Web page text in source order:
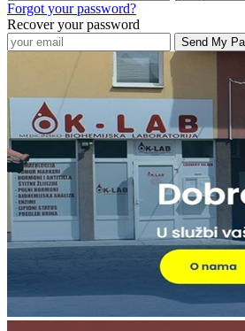
Forgot your password?
Recover your password